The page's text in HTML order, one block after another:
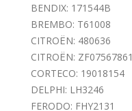
BENDIX: 171544B
BREMBO: T61008
CITROËN: 480636
CITROËN: ZF07567861
CORTECO: 19018154
DELPHI: LH3246
FERODO: FHY2131